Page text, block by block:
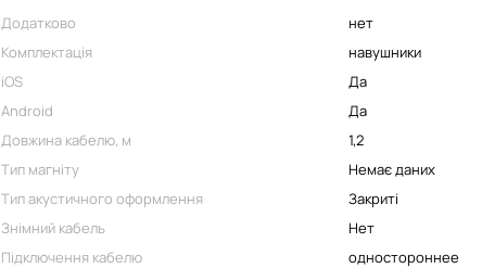
Додатково
нет
Комплектація
навушники
iOS
Да
Android
Да
Довжина кабелю, м
1,2
Тип магніту
Немає даних
Тип акустичного оформлення
Закриті
Знімний кабель
Нет
Підключення кабелю
одностороннее